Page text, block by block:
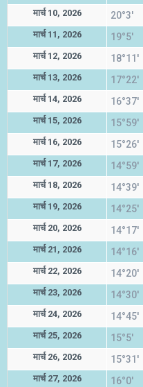
मार्च 10, 2026 20°3'
मार्च 11, 2026 19°5'
मार्च 12, 2026 18°11'
मार्च 13, 2026 17°22'
मार्च 14, 2026 16°37'
मार्च 15, 2026 15°59'
मार्च 16, 2026 15°26'
मार्च 17, 2026 14°59'
मार्च 18, 2026 14°39'
मार्च 19, 2026 14°25'
मार्च 20, 2026 14°17'
मार्च 21, 2026 14°16'
मार्च 22, 2026 14°20'
मार्च 23, 2026 14°30'
मार्च 24, 2026 14°45'
मार्च 25, 2026 15°5'
मार्च 26, 2026 15°31'
मार्च 27, 2026 16°0'